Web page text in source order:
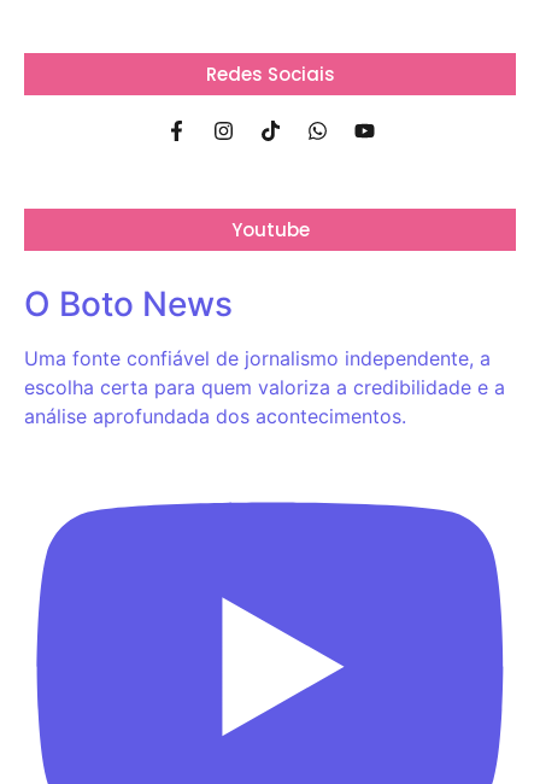
Redes Sociais
Youtube
O Boto News
Uma fonte confiável de jornalismo independente, a
escolha certa para quem valoriza a credibilidade e a
análise aprofundada dos acontecimentos.